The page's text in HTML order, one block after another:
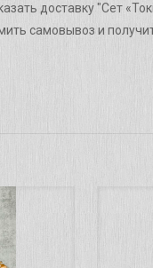
доставку "Сет
самовывоз и